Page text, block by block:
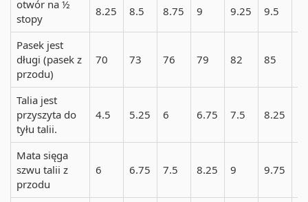
otwór na ½
stopy
8.25 8.5 8.75 9 9.25 9.5
Pasek jest
długi (pasek z
przodu)
70 73 76 79 82 85
Talia jest
przyszyta do
tyłu talii.
4.5 5.25 6 6.75 7.5 8.25
Mata sięga
szwu talii z
przodu
6 6.75 7.5 8.25 9 9.75